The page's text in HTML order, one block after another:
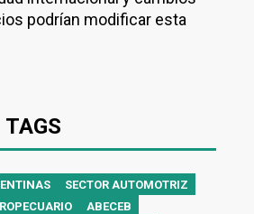
podrían modificar esta
TAGS
SECTOR AUTOMOTRIZ
ABECEB